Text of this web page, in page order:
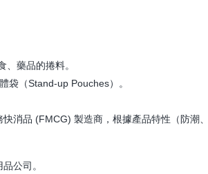
、藥品的捲料。
袋（Stand-up Pouches）。
快消品 (FMCG) 製造商，根據產品特性（防潮
公司。